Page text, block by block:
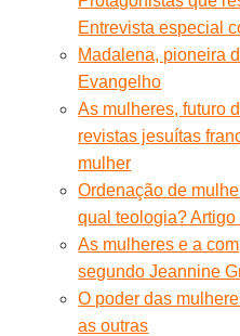
Entrevista especial
Madalena, pioneira
Evangelho
As mulheres, futuro
revistas jesuítas
mulher
Ordenação de
qual teologia?
As mulheres e a
segundo Jeannine
O poder das
as outras